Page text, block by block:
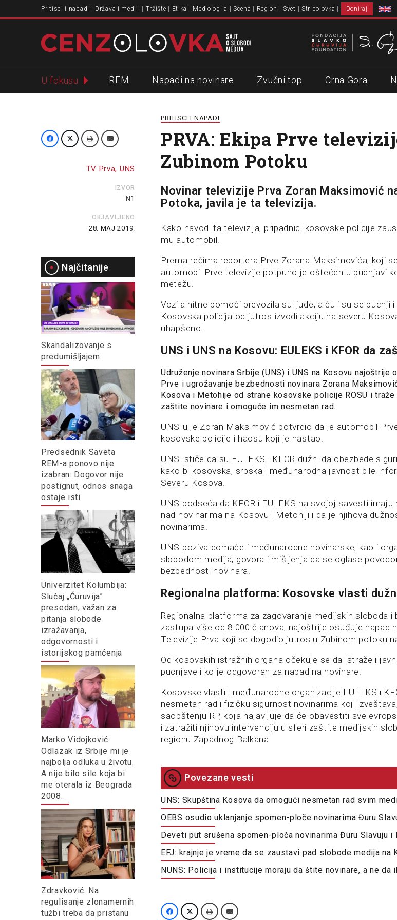
Pritisci i napadi Država i mediji Tržište Etika Mediologija Scena Region Svet Stripolovka Doniraj
U fokusu REM Napadi na novinare Zvučni top Crna Gora
TV Prva, UNS
IZVOR
N1
OBJAVLJENO
28. MAJ 2019.
Najčitanije
Skandalizovanje s
predumišljajem
Predsednik Saveta
REM-a ponovo nije
izabran: Dogovor nije
postignut, odnos snaga
ostaje isti
Univerzitet Kolumbija:
Slučaj „Ćuruvija”
presedan, važan za
pitanja slobode
izražavanja,
odgovornosti i
istorijskog pamćenja
Marko Vidojković:
Odlazak iz Srbije mi je
najbolja odluka u životu.
A nije bilo sile koja bi
me oterala iz Beograda
2008.
Zdravković: Na
regulisanje zlonamernih
tužbi treba da pristanu
PRITISCI I NAPADI
PRVA: Ekipa Prve
Zubinom Potoku
Novinar televizije Prva Zoran Maksimović
Potoka, javila je ta televizija.
Kako navodi ta televizija, pripadnici kosovske policije
mu automobil.
Prema rečima reportera Prve Zorana Maksimovića, koji
automobil Prve televizije potpuno je oštećen u pucnjavi
metežu.
Vozila hitne pomoći prevozila su ljude, a čuli su se pucnji
Kosovska policija od jutros izvodi akciju na severu
uhapšeno.
UNS i UNS na Kosovu: EULEKS i KFOR da
Udruženje novinara Srbije (UNS) i UNS na Kosovu najoštrije
Prve i ugrožavanje bezbednosti novinara Zorana
Kosova i Metohije od strane kosovske policije ROSU i traže
zaštite novinare i omoguće im nesmetan rad.
UNS-u je Zoran Maksimović potvrdio da je automobil
kosovske policije i haosu koji je nastao.
UNS ističe da su EULEKS i KFOR dužni da obezbede
kako bi kosovska, srpska i međunarodna javnost bile
Severu Kosova.
UNS podseća da KFOR i EULEKS na svojoj savesti
nad novinarima na Kosovu i Metohiji i da je njihova
novinarima.
UNS poziva domaće i međunarodne novinarske, kao i
slobodom medija, govora i mišljenja da se oglase
bezbednosti novinara.
Regionalna platforma: Kosovske vlasti
Regionalna platforma za zagovaranje medijskih sloboda
zastupa više od 8.000 članova, najoštrije osuđuje napad
Televizije Prva koji se dogodio jutros u Zubinom potoku
Od kosovskih istražnih organa očekuje se da istraže i
pucnjave i ko je odgovoran za napad na novinare.
Kosovske vlasti i međunarodne organizacije EULEKS i
nesmetan rad i fizičku sigurnost novinarima koji
saopštenju RP, koja najavljuje da će obavestiti sve
i zatražiti njihovu intervenciju u sferi zaštite medijskih
regionu Zapadnog Balkana.
Povezane vesti
UNS: Skupština Kosova da omogući nesmetan rad svim
OEBS osudio uklanjanje spomen-ploče novinarima Đuru
Deveti put srušena spomen-ploča novinarima Đuru Slavuju i
EFJ: krajnje je vreme da se zaustavi pad slobode medija na
NUNS: Policija i institucije moraju da štite novinare, a ne da